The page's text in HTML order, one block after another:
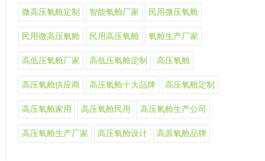
微高压氧舱定制 智能氧舱厂家 民用微压氧舱
民用微高压氧舱 民用高压氧舱 氧舱生产厂家
高低压氧舱厂家 高低压氧舱定制 高压氧舱
高压氧舱供应商 高压氧舱十大品牌 高压氧舱定制
高压氧舱家用 高压氧舱民用 高压氧舱生产公司
高压氧舱生产厂家 高压氧舱设计 高原氧舱品牌